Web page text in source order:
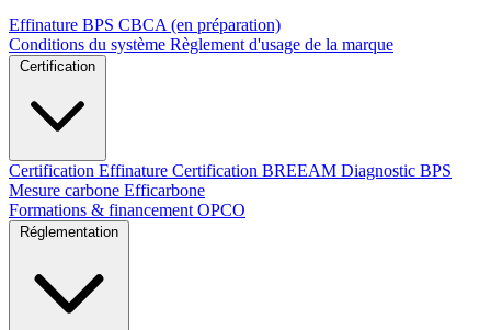
Effinature BPS CBCA (en préparation)
Conditions du système Règlement d'usage de la marque
Certification
Certification Effinature Certification BREEAM Diagnostic BPS
Mesure carbone Efficarbone
Formations & financement OPCO
Réglementation